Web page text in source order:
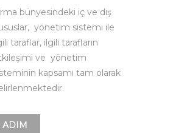
bünyesindeki iç ve dış
yönetim sistemi ile
taraflar, ilgili tarafların
ve yönetim
kapsamı tam olarak
ADIM